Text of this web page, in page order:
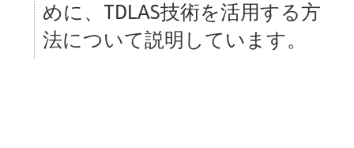
めに、TDLAS技術を活用する方
法について説明しています。